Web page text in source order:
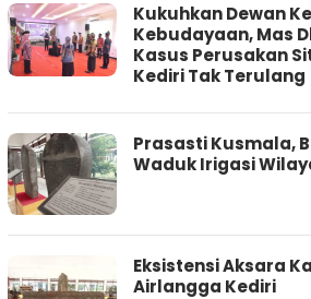
Kukuhkan Dewan
Kebudayaan, Mas
Kasus Perusakan
Kediri Tak Terulang
Prasasti Kusmala,
Waduk Irigasi
Eksistensi Aksara
Airlangga Kediri